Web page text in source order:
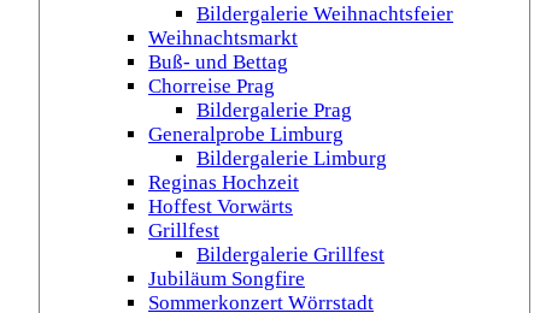
Bildergalerie Weihnachtsfeier
Weihnachtsmarkt
Buß- und Bettag
Chorreise Prag
Bildergalerie Prag
Generalprobe Limburg
Bildergalerie Limburg
Reginas Hochzeit
Hoffest Vorwärts
Grillfest
Bildergalerie Grillfest
Jubiläum Songfire
Sommerkonzert Wörrstadt